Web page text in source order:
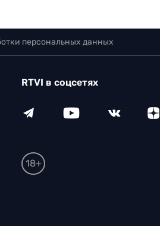
персональных данных
RTVI в соцсетях
18+